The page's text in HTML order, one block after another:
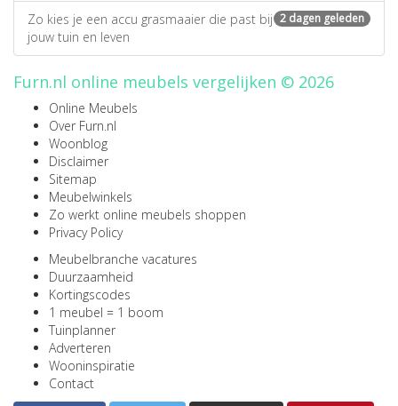
2 dagen geleden
Zo kies je een accu grasmaaier die past bij
jouw tuin en leven
Furn.nl online meubels vergelijken © 2026
Online Meubels
Over Furn.nl
Woonblog
Disclaimer
Sitemap
Meubelwinkels
Zo werkt online meubels shoppen
Privacy Policy
Meubelbranche vacatures
Duurzaamheid
Kortingscodes
1 meubel = 1 boom
Tuinplanner
Adverteren
Wooninspiratie
Contact